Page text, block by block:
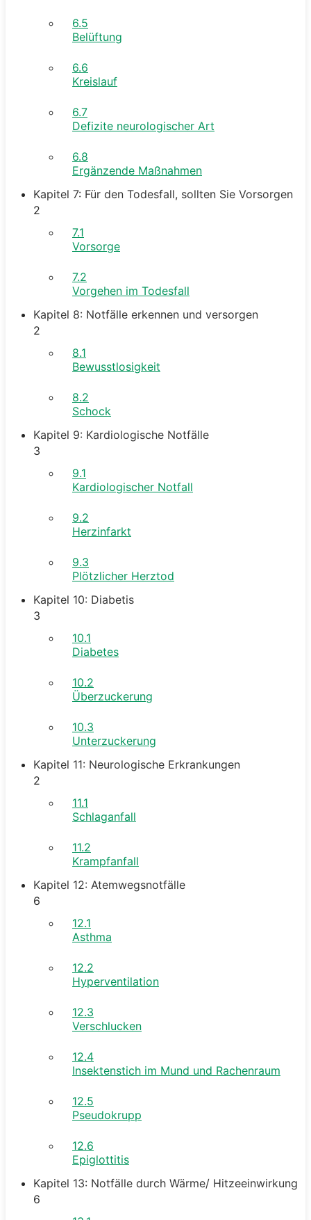
6.5
Belüftung
6.6
Kreislauf
6.7
Defizite neurologischer Art
6.8
Ergänzende Maßnahmen
Kapitel 7: Für den Todesfall, sollten Sie Vorsorgen
2
7.1
Vorsorge
7.2
Vorgehen im Todesfall
Kapitel 8: Notfälle erkennen und versorgen
2
8.1
Bewusstlosigkeit
8.2
Schock
Kapitel 9: Kardiologische Notfälle
3
9.1
Kardiologischer Notfall
9.2
Herzinfarkt
9.3
Plötzlicher Herztod
Kapitel 10: Diabetis
3
10.1
Diabetes
10.2
Überzuckerung
10.3
Unterzuckerung
Kapitel 11: Neurologische Erkrankungen
2
11.1
Schlaganfall
11.2
Krampfanfall
Kapitel 12: Atemwegsnotfälle
6
12.1
Asthma
12.2
Hyperventilation
12.3
Verschlucken
12.4
Insektenstich im Mund und Rachenraum
12.5
Pseudokrupp
12.6
Epiglottitis
Kapitel 13: Notfälle durch Wärme/ Hitzeeinwirkung
6